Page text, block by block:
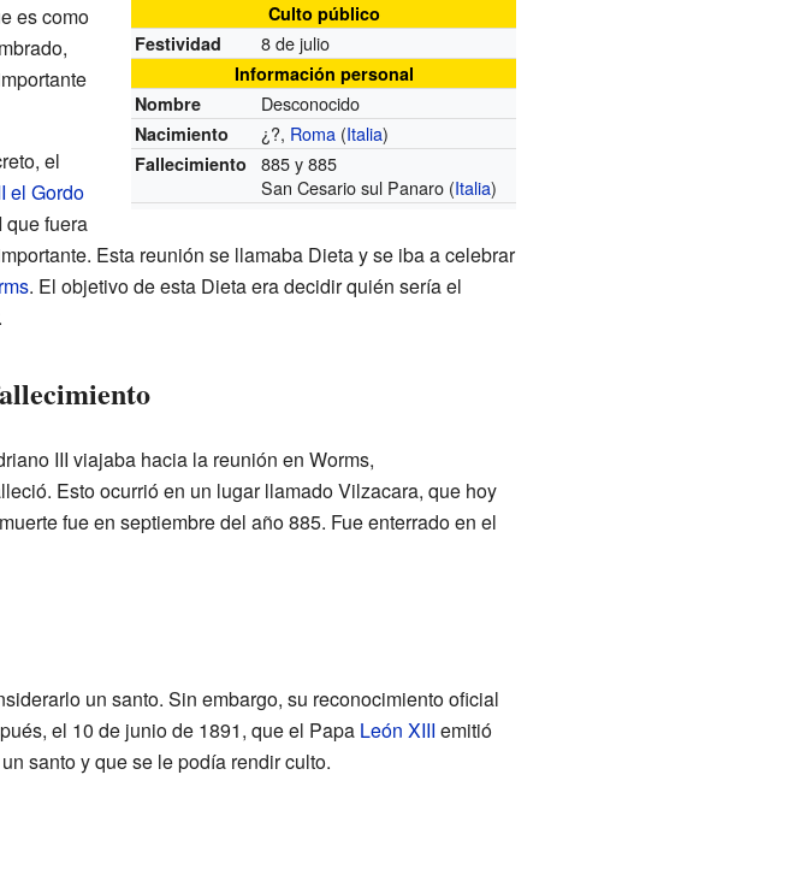
Culto público
Festividad
8 de julio
Información personal
Nombre
Desconocido
Nacimiento ¿?, Roma (Italia)
Fallecimiento
885 y 885
San Cesario sul Panaro (Italia)
es como
el
el Gordo
que fuera
Esta reunión se llamaba Dieta y se iba a celebrar
. El objetivo de esta Dieta era decidir quién sería el
III viajaba hacia la reunión en Worms,
Esto ocurrió en un lugar llamado Vilzacara, que hoy
fue en septiembre del año 885. Fue enterrado en el
un santo. Sin embargo, su reconocimiento oficial
el 10 de junio de 1891, que el Papa León XIII emitió
santo y que se le podía rendir culto.